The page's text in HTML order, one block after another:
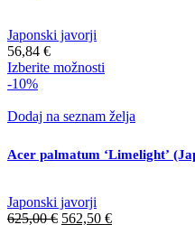
Japonski javorji
56,84 €
Izberite možnosti
več
Možnosti
lahko
strani
-10%
Dodaj na seznam želja
Acer palmatum ‘Limelight’
Japonski javorji
625,00€ Izvirna
562,50 €Trenutna